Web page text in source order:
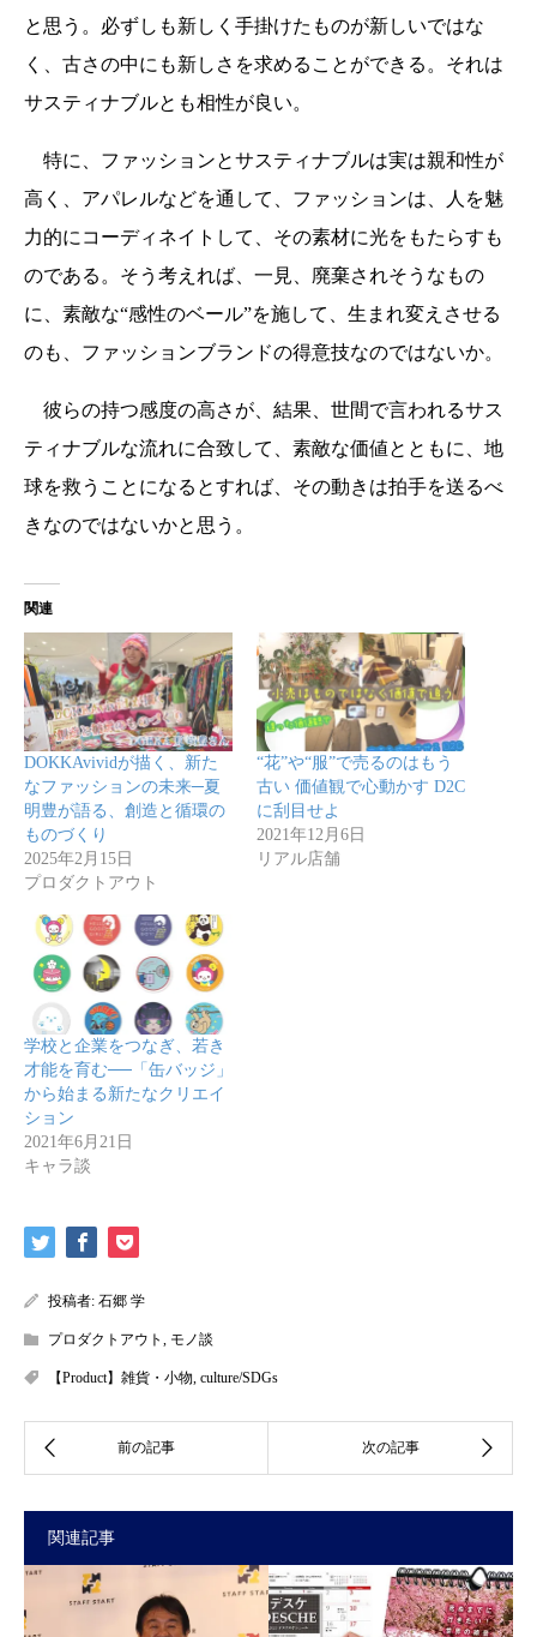
と思う。必ずしも新しく手掛けたものが新しいではな
く、古さの中にも新しさを求めることができる。それは
サスティナブルとも相性が良い。
特に、ファッションとサスティナブルは実は親和性が
高く、アパレルなどを通して、ファッションは、人を魅
力的にコーディネイトして、その素材に光をもたらすも
のである。そう考えれば、一見、廃棄されそうなもの
に、素敵な“感性のベール”を施して、生まれ変えさせる
のも、ファッションブランドの得意技なのではないか。
彼らの持つ感度の高さが、結果、世間で言われるサス
ティナブルな流れに合致して、素敵な価値とともに、地
球を救うことになるとすれば、その動きは拍手を送るべ
きなのではないかと思う。
関連
DOKKAvividが描く、新た
なファッションの未来─夏
明豊が語る、創造と循環の
ものづくり
2025年2月15日
プロダクトアウト
“花”や“服”で売るのはもう
古い 価値観で心動かす D2C
に刮目せよ
2021年12月6日
リアル店舗
学校と企業をつなぎ、若き
才能を育む──「缶バッジ」
から始まる新たなクリエイ
ション
2021年6月21日
キャラ談
投稿者: 石郷 学
プロダクトアウト モノ談
【Product】雑貨・小物 culture/SDGs
関連記事